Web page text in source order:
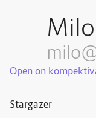
Open on
Stargazer